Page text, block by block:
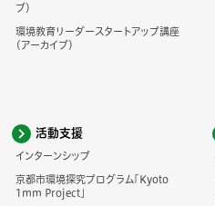
ブ）
環境教育リーダースタートアップ講座
（アーカイブ）
活動支援
インターンシップ
京都市環境探究プログラム「Kyoto
1mm Project」